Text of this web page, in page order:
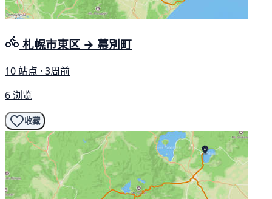
札幌市東区 → 幕別町
10 站点 · 3周前
6 浏览
收藏